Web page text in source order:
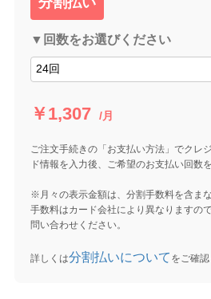
▼回数をお選びください
￥1,307 /月
ご注文手続きの「お支払い方法」でクレ
ド情報を入力後、ご希望のお支払い回数
※月々の表示金額は、分割手数料を含ま
手数料はカード会社により異なりますの
問い合わせください。
詳しくは分割払いについて をご確認